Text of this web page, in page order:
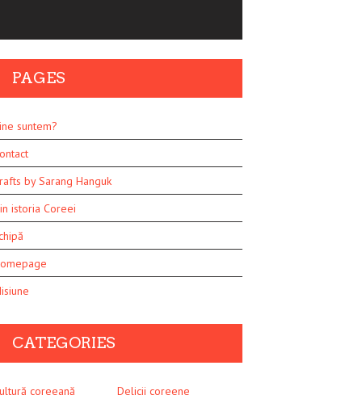
PAGES
suntem?
by Sarang Hanguk
istoria Coreei
CATEGORIES
coreeană
Delicii coreene